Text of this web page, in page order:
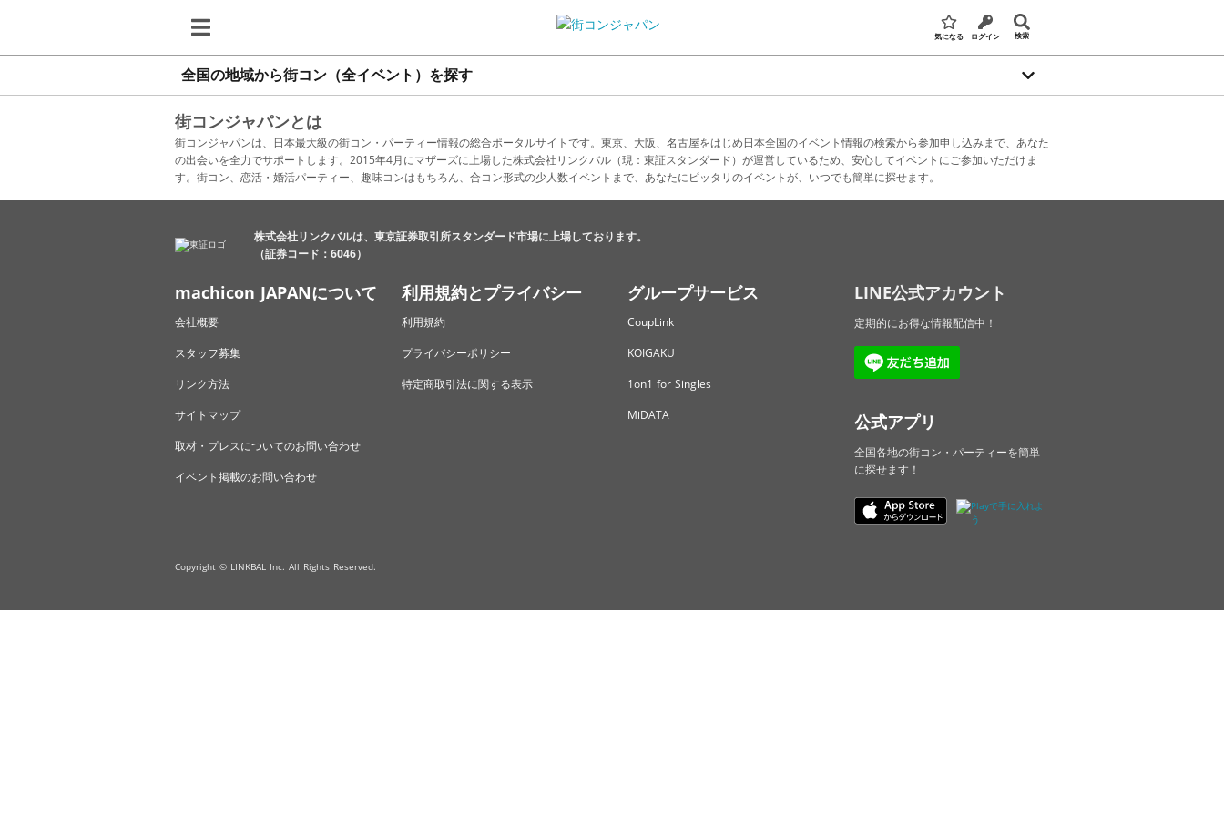
気になる ログイン 検索
全国の地域から街コン（全イベント）を探す
街コンジャパンとは
街コンジャパンは、日本最大級の街コン・パーティー情報の総合ポータルサイトです。東京、大阪、名古屋をはじめ日本全国のイベント情報の検索から参加申し込みまで、あなた
の出会いを全力でサポートします。2015年4月にマザーズに上場した株式会社リンクバル（現：東証スタンダード）が運営しているため、安心してイベントにご参加いただけま
す。街コン、恋活・婚活パーティー、趣味コンはもちろん、合コン形式の少人数イベントまで、あなたにピッタリのイベントが、いつでも簡単に探せます。
株式会社リンクバルは、東京証券取引所スタンダード市場に上場しております。
（証券コード：6046）
machicon JAPANについて
会社概要
スタッフ募集
リンク方法
サイトマップ
取材・プレスについてのお問い合わせ
イベント掲載のお問い合わせ
利用規約とプライバシー
利用規約
プライバシーポリシー
特定商取引法に関する表示
グループサービス
CoupLink
KOIGAKU
1on1 for Singles
MiDATA
LINE公式アカウント
定期的にお得な情報配信中！
公式アプリ
全国各地の街コン・パーティーを簡単
に探せます！
Copyright © LINKBAL Inc. All Rights Reserved.